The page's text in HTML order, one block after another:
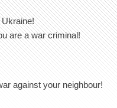
Ukraine!
are a war criminal!
against your neighbour!